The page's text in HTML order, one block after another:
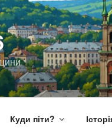
Куди піти?